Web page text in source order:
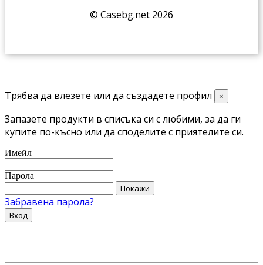
© Casebg.net 2026
Трябва да влезете или да създадете профил ×
Запазете продукти в списъка си с любими, за да ги
купите по-късно или да споделите с приятелите си.
Имейл
Парола
Покажи
Забравена парола?
Вход